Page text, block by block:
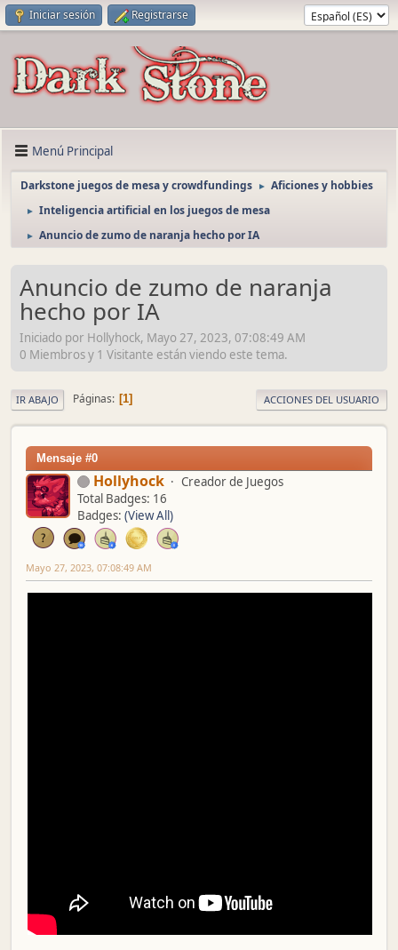
Iniciar sesión Registrarse
Menú Principal
Darkstone juegos de mesa y crowdfundings ► Aficiones y hobbies
► Inteligencia artificial en los juegos de mesa
► Anuncio de zumo de naranja hecho por IA
Anuncio de zumo de naranja
hecho por IA
Iniciado por Hollyhock, Mayo 27, 2023, 07:08:49 AM
0 Miembros y 1 Visitante están viendo este tema.
IR ABAJO Páginas 1 ACCIONES DEL USUARIO
Mensaje #0
Hollyhock
Creador de Juegos
Total Badges: 16
Badges: (View All)
Mayo 27, 2023, 07:08:49 AM